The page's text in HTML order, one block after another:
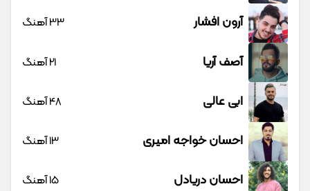
آرون افشار 33 آهنگ
آصف آریا 21 آهنگ
ابی عالی 48 آهنگ
احسان خواجه امیری 13 آهنگ
احسان دریادل 15 آهنگ